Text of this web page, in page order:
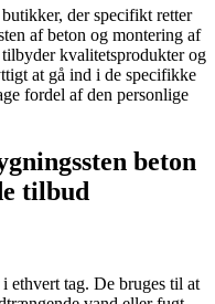
der specifikt retter
af beton og montering af
kvalitetsprodukter og
at gå ind i de specifikke
fordel af den personlige
beton
tilbud
ethvert tag. De bruges til at